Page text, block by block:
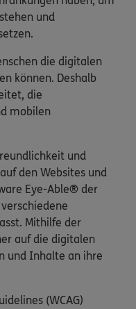
und
die digitalen
können. Deshalb
die
mobilen
und
den Websites und
Eye-Able® der
Mithilfe der
auf die digitalen
und Inhalte an ihre
(WCAG)